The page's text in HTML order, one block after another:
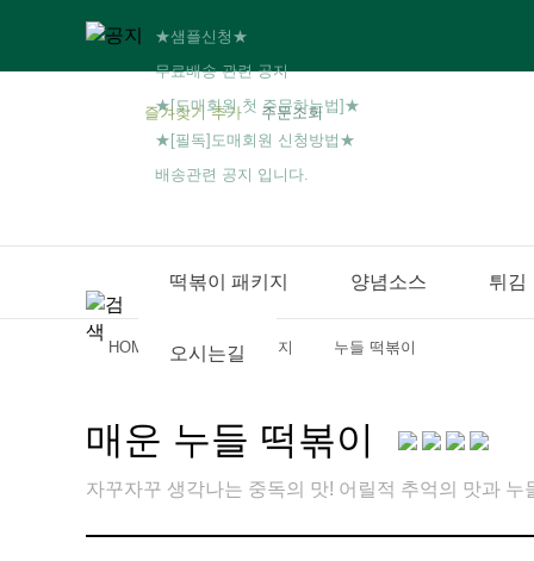
★샘플신청★
무료배송 관련 공지
★[도매회원 첫 주문하는법]★
★[필독]도매회원 신청방법★
배송관련 공지 입니다.
즐겨찾기 추가 주문조회
떡볶이 패키지 양념소스 튀김
오시는길
HOME 떡볶이 패키지 누들 떡볶이
매운 누들 떡볶이
자꾸자꾸 생각나는 중독의 맛! 어릴적 추억의 맛과 누